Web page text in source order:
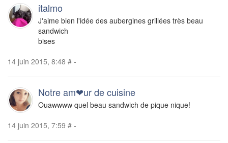
italmo
J'aime bien l'idée des aubergines grillées très beau
sandwich
bises
14 juin 2015, 8:48 # -
Notre am❤ur de cuisine
Ouawwww quel beau sandwich de pique nique!
14 juin 2015, 7:59 # -